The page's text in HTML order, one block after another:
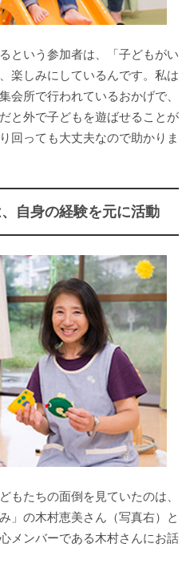
という参加者は、「子どもがい
楽しみにしているんです。私は
会所で行われているおかげで、
と外で子どもを遊ばせることが
回っても大丈夫なので助かりま
自身の経験を元に活動
もたちの面倒を見ていたのは、
」の木村恵美さん（写真右）と
メンバーである木村さんにお話